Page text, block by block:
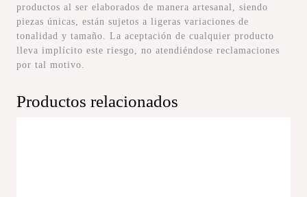
productos al ser elaborados de manera artesanal, siendo
piezas únicas, están sujetos a ligeras variaciones de
tonalidad y tamaño. La aceptación de cualquier producto
lleva implícito este riesgo, no atendiéndose reclamaciones
por tal motivo.
Productos relacionados